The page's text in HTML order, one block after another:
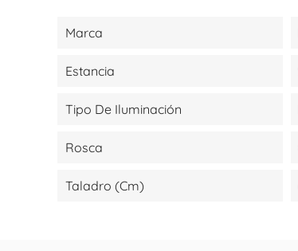
Marca
Estancia
Tipo De Iluminación
Rosca
Taladro (cm)